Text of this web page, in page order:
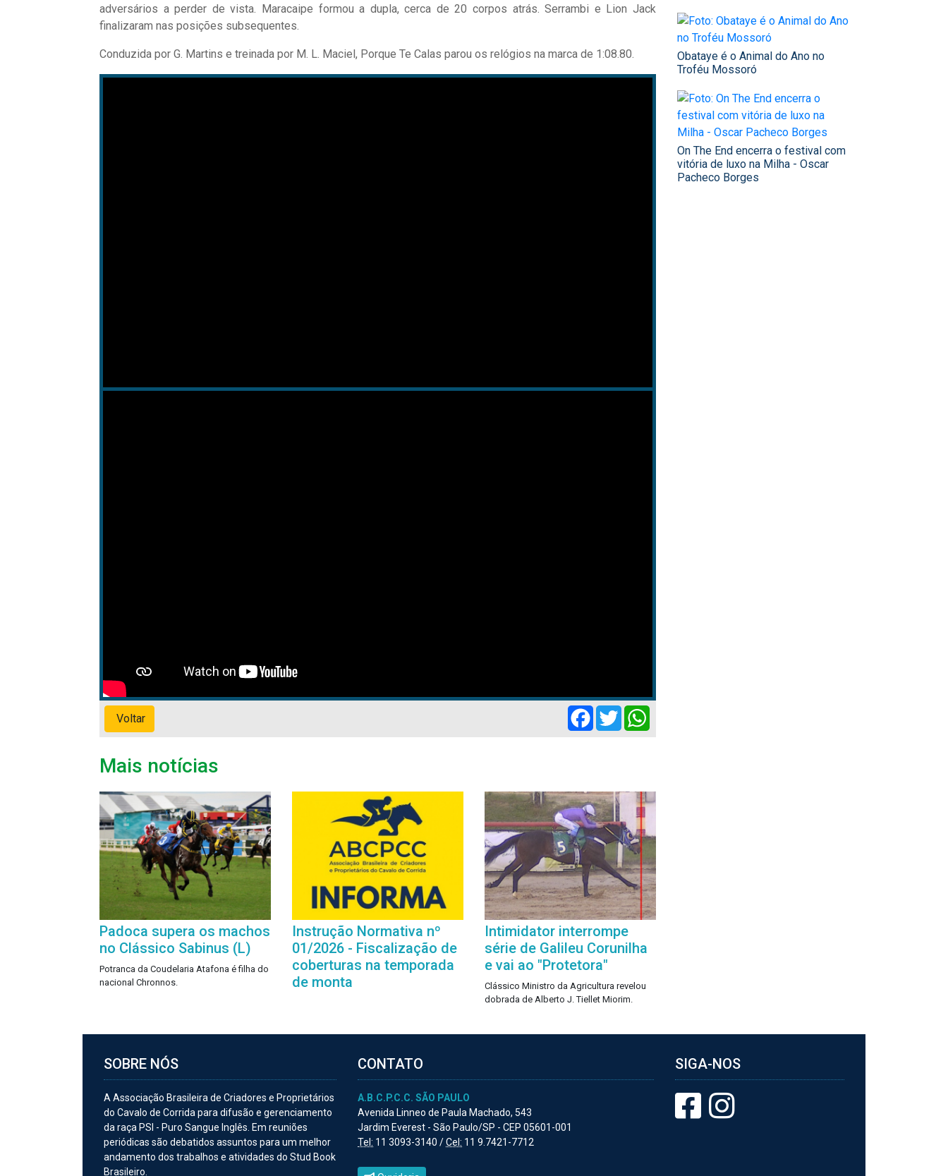
adversários a perder de vista. Maracaipe formou a dupla, cerca de 20 corpos atrás. Serrambi e Lion Jack
finalizaram nas posições subsequentes.
Conduzida por G. Martins e treinada por M. L. Maciel, Porque Te Calas parou os relógios na marca de 1:08.80.
Voltar
Facebook
Twitter
Mais notícias
Padoca supera os machos
no Clássico Sabinus (L)
Potranca da Coudelaria Atafona é filha do
nacional Chronnos.
Instrução Normativa nº
01/2026 - Fiscalização de
coberturas na temporada
de monta
Intimidator interrompe
série de Galileu Corunilha
e vai ao "Protetora"
Clássico Ministro da Agricultura revelou
dobrada de Alberto J. Tiellet Miorim.
Obataye é o Animal do Ano no
Troféu Mossoró
On The End encerra o festival com
vitória de luxo na Milha - Oscar
Pacheco Borges
SOBRE NÓS
A Associação Brasileira de Criadores e Proprietários
do Cavalo de Corrida para difusão e gerenciamento
da raça PSI - Puro Sangue Inglês. Em reuniões
periódicas são debatidos assuntos para um melhor
andamento dos trabalhos e atividades do Stud Book
Brasileiro.
CONTATO
A.B.C.P.C.C. SÃO PAULO
Avenida Linneo de Paula Machado, 543
Jardim Everest - São Paulo/SP - CEP 05601-001
Tel: 11 3093-3140 /Cel: 11 9.7421-7712
SIGA-NOS